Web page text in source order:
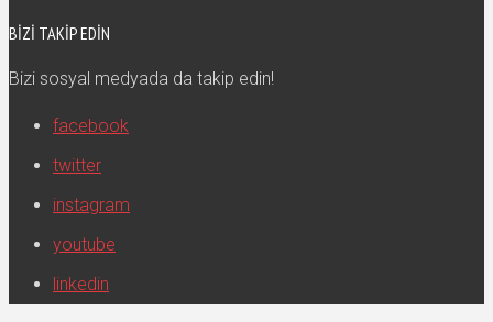
BIZI TAKIP EDIN
Bizi sosyal medyada da takip edin!
facebook
twitter
instagram
youtube
linkedin